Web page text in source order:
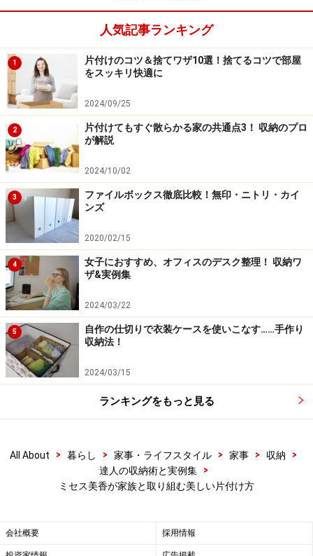
人気記事ランキング
1
片付けのコツ＆捨てワザ10選！捨てるコツで部屋
をスッキリ快適に
2024/09/25
2
片付けてもすぐ散らかる家の共通点3！ 収納のプロ
が解説
2024/10/02
3
ファイルボックス徹底比較！無印・ニトリ・カイ
ンズ
2020/02/15
4
女子におすすめ、オフィスのデスク整理！ 収納ワ
ザ&実例集
2024/03/22
5
自作の仕切りで衣装ケースを使いこなす……手作り
収納法！
2024/03/15
ランキングをもっと見る
All About > 暮らし > 家事・ライフスタイル > 家事 > 収納
>
達人の収納術と実例集
>
ミセス美香が家族と取り組む美しい片付け方
会社概要 採用情報